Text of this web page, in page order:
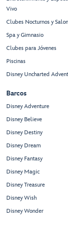
Vivo
Clubes Nocturnos y
Spa y Gimnasio
Clubes para Jóvenes
Piscinas
Disney Uncharted
Barcos
Disney Adventure
Disney Believe
Disney Destiny
Disney Dream
Disney Fantasy
Disney Magic
Disney Treasure
Disney Wish
Disney Wonder